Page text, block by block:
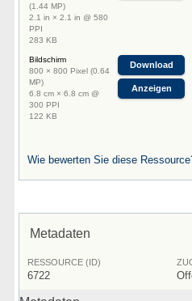
(1.44 MP)
2.1 in × 2.1 in @ 580
PPI
283 KB
Bildschirm
800 × 800 Pixel (0.64
MP)
6.8 cm × 6.8 cm @
300 PPI
122 KB
Download
Anzeigen
Wie bewerten Sie diese
Metadaten
RESSOURCE (ID)
6722